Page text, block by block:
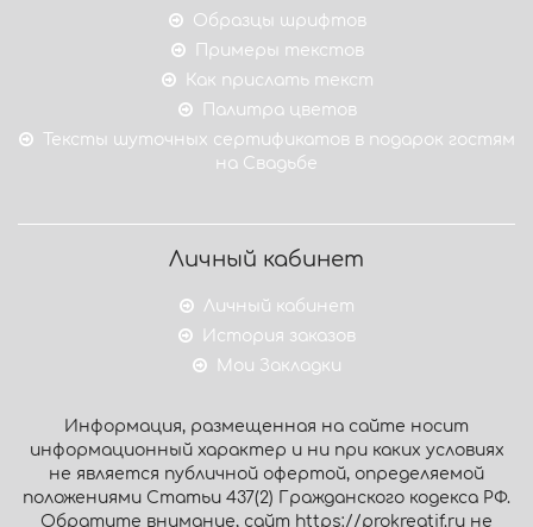
Образцы шрифтов
Примеры текстов
Как прислать текст
Палитра цветов
Тексты шуточных сертификатов в подарок гостям
на Свадьбе
Личный кабинет
Личный кабинет
История заказов
Мои Закладки
Информация, размещенная на сайте носит
информационный характер и ни при каких условиях
не является публичной офертой, определяемой
положениями Статьи 437(2) Гражданского кодекса РФ.
Обратите внимание, сайт https://prokreatif.ru не